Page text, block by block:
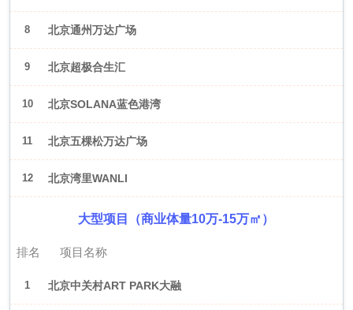
8 北京通州万达广场
9 北京超极合生汇
10 北京SOLANA蓝色港湾
11 北京五棵松万达广场
12 北京湾里WANLI
大型项目（商业体量10万-15万㎡）
排名 项目名称
1 北京中关村ART PARK大融